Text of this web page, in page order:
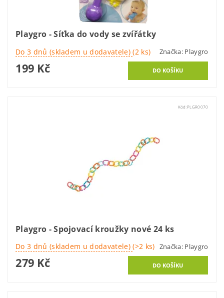
Playgro - Síťka do vody se zvířátky
Do 3 dnů (skladem u dodavatele)(2 ks) Značka: Playgro
199 Kč
Kód: PLGR0070
Playgro - Spojovací kroužky nové 24 ks
Do 3 dnů (skladem u dodavatele)(>2 ks) Značka: Playgro
279 Kč